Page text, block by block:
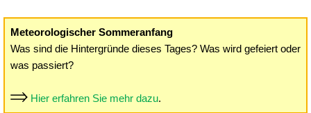
Meteorologischer Sommeranfang
Was sind die Hintergründe dieses Tages? Was wird gefeiert oder
was passiert?
Hier erfahren Sie mehr dazu.